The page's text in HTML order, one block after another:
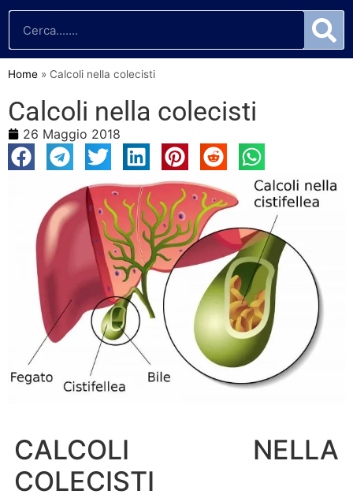
Home » Calcoli nella colecisti
Calcoli nella colecisti
26 Maggio 2018
CALCOLI NELLA
COLECISTI